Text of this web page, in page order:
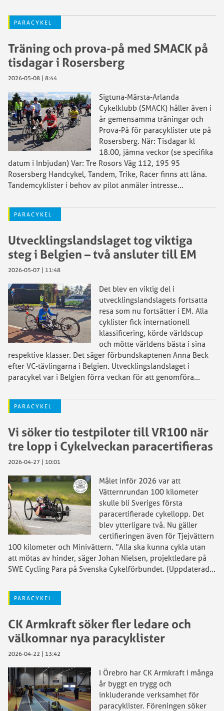
PARACYKEL
Träning och prova-på med SMACK på
tisdagar i Rosersberg
2026-05-08 | 8:44
Sigtuna-Märsta-Arlanda
Cykelklubb (SMACK) håller även i
år gemensamma träningar och
Prova-På för paracyklister ute på
Rosersberg. När: Tisdagar kl
18.00, jämna veckor (se specifika
datum i Inbjudan) Var: Tre Rosors Väg 112, 195 95
Rosersberg Handcykel, Tandem, Trike, Racer finns att låna.
Tandemcyklister i behov av pilot anmäler intresse...
PARACYKEL
Utvecklingslandslaget tog viktiga
steg i Belgien – två ansluter till EM
2026-05-07 | 11:48
Det blev en viktig del i
utvecklingslandslagets fortsatta
resa som nu fortsätter i EM. Alla
cyklister fick internationell
klassificering, körde världscup
och mötte världens bästa i sina
respektive klasser. Det säger förbundskaptenen Anna Beck
efter VC-tävlingarna i Belgien. Utvecklingslandslaget i
paracykel var i Belgien förra veckan för att genomföra...
PARACYKEL
Vi söker tio testpiloter till VR100 när
tre lopp i Cykelveckan paracertifieras
2026-04-27 | 10:01
Målet inför 2026 var att
Vätternrundan 100 kilometer
skulle bli Sveriges första
paracertifierade cykellopp. Det
blev ytterligare två. Nu gäller
certifieringen även för Tjejvättern
100 kilometer och Minivättern. ”Alla ska kunna cykla utan
att mötas av hinder, säger Johan Nielsen, projektledare på
SWE Cycling Para på Svenska Cykelförbundet. (Uppdaterad...
PARACYKEL
CK Armkraft söker fler ledare och
välkomnar nya paracyklister
2026-04-22 | 13:42
I Örebro har CK Armkraft i många
år byggt en trygg och
inkluderande verksamhet för
paracyklister. Föreningen söker